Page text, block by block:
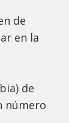
de
en la
de
número